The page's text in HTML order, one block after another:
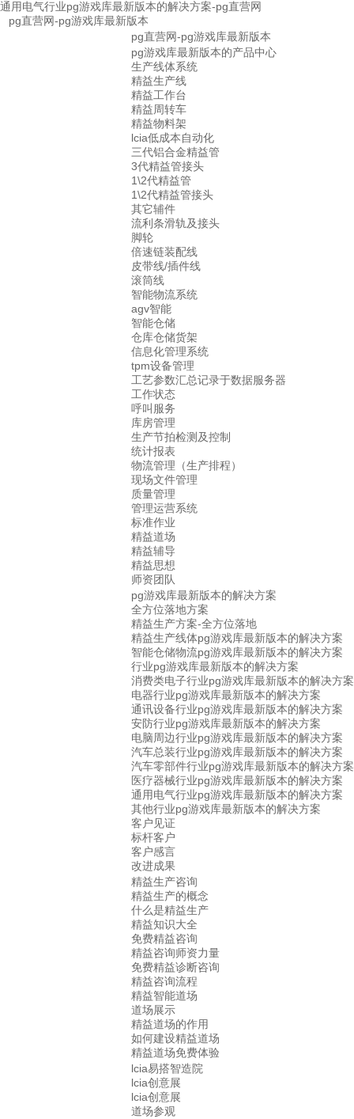
通用电气行业pg游戏库最新版本的解决方案-pg直营网
pg直营网-pg游戏库最新版本
pg直营网-pg游戏库最新版本
pg游戏库最新版本的产品中心
生产线体系统
精益生产线
精益工作台
精益周转车
精益物料架
lcia低成本自动化
三代铝合金精益管
3代精益管接头
1\2代精益管
1\2代精益管接头
其它辅件
流利条滑轨及接头
脚轮
倍速链装配线
皮带线/插件线
滚筒线
智能物流系统
agv智能
智能仓储
仓库仓储货架
信息化管理系统
tpm设备管理
工艺参数汇总记录于数据服务器
工作状态
呼叫服务
库房管理
生产节拍检测及控制
统计报表
物流管理（生产排程）
现场文件管理
质量管理
管理运营系统
标准作业
精益道场
精益辅导
精益思想
师资团队
pg游戏库最新版本的解决方案
全方位落地方案
精益生产方案-全方位落地
精益生产线体pg游戏库最新版本的解决方案
智能仓储物流pg游戏库最新版本的解决方案
行业pg游戏库最新版本的解决方案
消费类电子行业pg游戏库最新版本的解决方案
电器行业pg游戏库最新版本的解决方案
通讯设备行业pg游戏库最新版本的解决方案
安防行业pg游戏库最新版本的解决方案
电脑周边行业pg游戏库最新版本的解决方案
汽车总装行业pg游戏库最新版本的解决方案
汽车零部件行业pg游戏库最新版本的解决方案
医疗器械行业pg游戏库最新版本的解决方案
通用电气行业pg游戏库最新版本的解决方案
其他行业pg游戏库最新版本的解决方案
客户见证
标杆客户
客户感言
改进成果
精益生产咨询
精益生产的概念
什么是精益生产
精益知识大全
免费精益咨询
精益咨询师资力量
免费精益诊断咨询
精益咨询流程
精益智能道场
道场展示
精益道场的作用
如何建设精益道场
精益道场免费体验
lcia易搭智造院
lcia创意展
lcia创意展
道场参观